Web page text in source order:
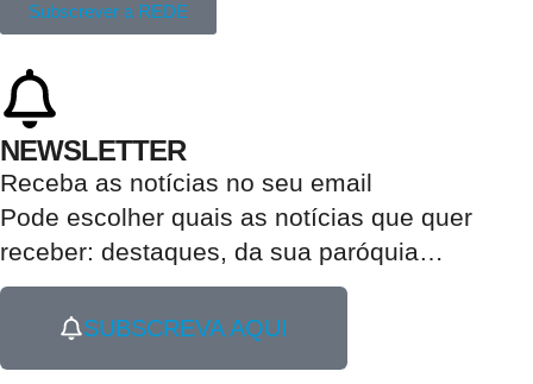
Subscrever a REDE
NEWSLETTER
Receba as notícias no seu email​
Pode escolher quais as notícias que quer
receber: destaques, da sua paróquia…
SUBSCREVA AQUI